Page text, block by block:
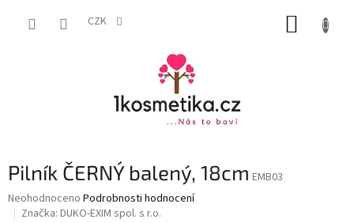
CZK
Pilník ČERNÝ balený, 18cm EMB03
Průměrné
hodnocení
Neohodnoceno Podrobnosti hodnocení
Značka: DUKO-EXIM spol. s r.o.